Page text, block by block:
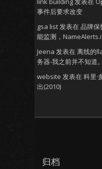
事件后要求改变
gsa list发表在 品牌保
能监测，
Jeena 发表在 离线的
务器-我之前并不知道。
website 发表在 科里·
出(2010)
归档